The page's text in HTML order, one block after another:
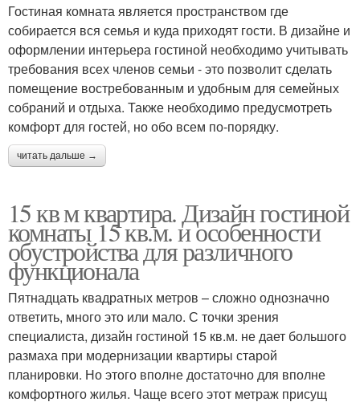
Гостиная комната является пространством где
собирается вся семья и куда приходят гости. В дизайне и
оформлении интерьера гостиной необходимо учитывать
требования всех членов семьи - это позволит сделать
помещение востребованным и удобным для семейных
собраний и отдыха. Также необходимо предусмотреть
комфорт для гостей, но обо всем по-порядку.
читать дальше →
15 кв м квартира. Дизайн гостиной
комнаты 15 кв.м. и особенности
обустройства для различного
функционала
Пятнадцать квадратных метров – сложно однозначно
ответить, много это или мало. С точки зрения
специалиста, дизайн гостиной 15 кв.м. не дает большого
размаха при модернизации квартиры старой
планировки. Но этого вполне достаточно для вполне
комфортного жилья. Чаще всего этот метраж присущ